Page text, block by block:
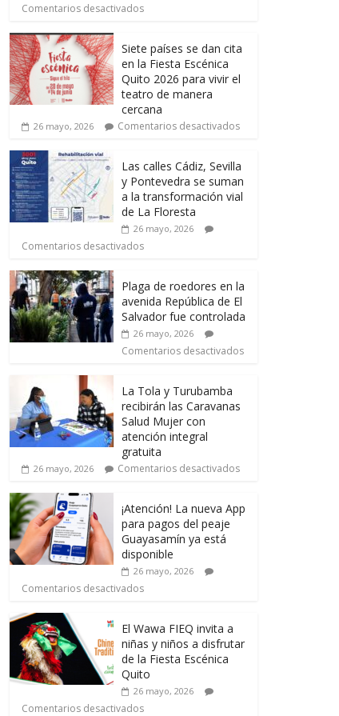
Comentarios desactivados
Siete países se dan cita
en la Fiesta Escénica
Quito 2026 para vivir el
teatro de manera
cercana
26 mayo, 2026 Comentarios desactivados
Las calles Cádiz, Sevilla
y Pontevedra se suman
a la transformación vial
de La Floresta
26 mayo, 2026
Comentarios desactivados
Plaga de roedores en la
avenida República de El
Salvador fue controlada
26 mayo, 2026
Comentarios desactivados
La Tola y Turubamba
recibirán las Caravanas
Salud Mujer con
atención integral
gratuita
26 mayo, 2026 Comentarios desactivados
¡Atención! La nueva App
para pagos del peaje
Guayasamín ya está
disponible
26 mayo, 2026
Comentarios desactivados
El Wawa FIEQ invita a
niñas y niños a disfrutar
de la Fiesta Escénica
Quito
26 mayo, 2026
Comentarios desactivados